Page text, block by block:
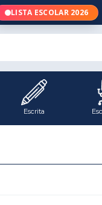
LISTA ESCOLAR 2026
Escrita